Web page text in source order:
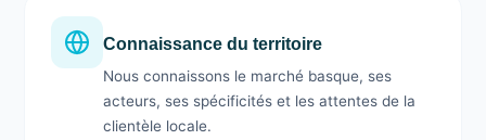
Connaissance du territoire
Nous connaissons le marché basque, ses
acteurs, ses spécificités et les attentes de la
clientèle locale.